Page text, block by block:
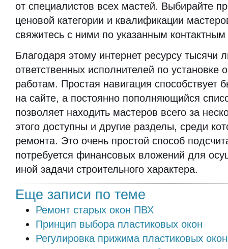
от специалистов всех мастей. Выбирайте
ценовой категории и квалификации
свяжитесь с ними по указанным
Благодаря этому интернет ресурсу тысячи
ответственных исполнителей по установке
работам. Простая навигация способствует
на сайте, а постоянно пополняющийся
позволяет находить мастеров всего за
этого доступны и другие разделы, среди
ремонта. Это очень простой способ
потребуется финансовых вложений для
иной задачи строительного характера.
Еще записи по теме
Ремонт старых окон ПВХ
Принцип выбора пластиковых окон
Регулировка прижима пластиковых окон